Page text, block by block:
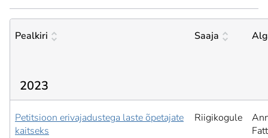
Pealkiri Saaja
2023
Petitsioon erivajadustega laste õpetajate
kaitseks
Riigikogule